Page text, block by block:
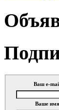
Ваш e-
Ваше